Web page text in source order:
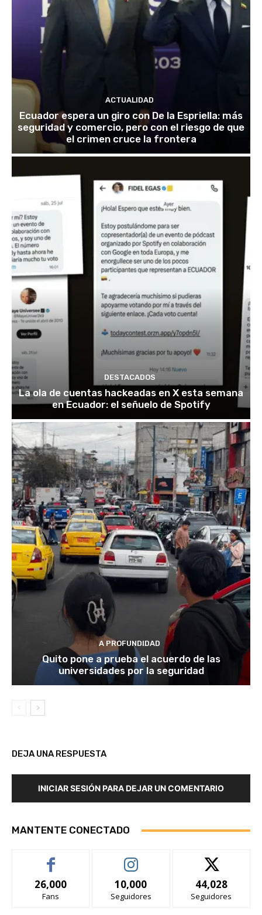
ACTUALIDAD
Ecuador espera un giro con De la Espriella: más
seguridad y comercio, pero con el riesgo de que
el crimen cruce la frontera
DESTACADOS
La ola de cuentas hackeadas en X esta semana
en Ecuador: el señuelo de Spotify
A PROFUNDIDAD
Quito pone a prueba el acuerdo de las
universidades por la seguridad
DEJA UNA RESPUESTA
INICIAR SESIÓN PARA DEJAR UN COMENTARIO
MANTENTE CONECTADO
26,000
Fans
10,000
Seguidores
44,028
Seguidores